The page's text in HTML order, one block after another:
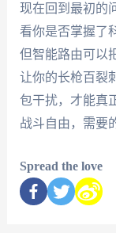
现在回到最初的
看你是否掌握了
但智能路由可以
让你的长枪百裂
包干扰，才能真
战斗自由，需要
Spread the love